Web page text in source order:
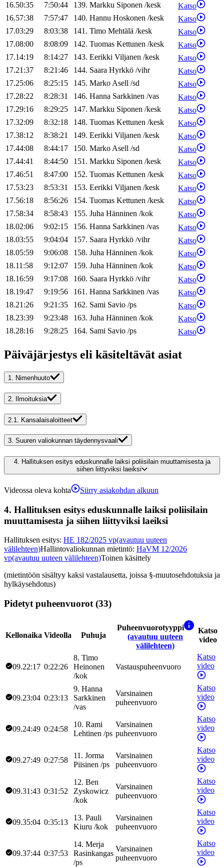
16.50:35
7:50:44 139. Markku Siponen /kesk
Katso
16.57:38
7:57:47 140. Hannu Hoskonen /kesk
Katso
17.03:29
8:03:38 141. Timo Mehtälä /kesk
Katso
17.08:00
8:08:09 142. Tuomas Kettunen /kesk
Katso
17.14:19
8:14:27 143. Eerikki Viljanen /kesk
Katso
17.21:37
8:21:46 144. Saara Hyrkkö /vihr
Katso
17.25:06
8:25:15 145. MarkoAsell /sd
Katso
17.28:22
8:28:31 146. Hanna Sarkkinen /vas
Katso
17.29:16
8:29:25 147. Markku Siponen /kesk
Katso
17.32:09
8:32:18 148. Tuomas Kettunen /kesk
Katso
17.38:12
8:38:21 149. Eerikki Viljanen /kesk
Katso
17.44:08
8:44:17 150. MarkoAsell /sd
Katso
17.44:41
8:44:50 151. Markku Siponen /kesk
Katso
17.46:51
8:47:00 152. Tuomas Kettunen /kesk
Katso
17.53:23
8:53:31 153. Eerikki Viljanen /kesk
Katso
17.56:18
8:56:26 154. Tuomas Kettunen /kesk
Katso
17.58:34
8:58:43 155. Juha Hänninen /kok
Katso
18.02:06
9:02:15 156. Hanna Sarkkinen /vas
Katso
18.03:55
9:04:04 157. Saara Hyrkkö /vihr
Katso
18.05:59
9:06:08 158. Juha Hänninen /kok
Katso
18.11:58
9:12:07 159. Juha Hänninen /kok
Katso
18.16:59
9:17:08 160. Saara Hyrkkö /vihr
Katso
18.19:47
9:19:56 161. Hanna Sarkkinen /vas
Katso
18.21:26
9:21:35 162. Sami Savio /ps
Katso
18.23:39
9:23:48 163. Juha Hänninen /kok
Katso
18.28:16
9:28:25 164. Sami Savio /ps Katso
Päiväjärjestys eli käsiteltävät asiat
1. Nimenhuuto
2. Ilmoituksia
2.1. Kansalaisaloitteet
3. Suuren valiokunnan täydennysvaali
4. Hallituksen esitys eduskunnalle laiksi poliisilain muuttamisesta ja
siihen liittyviksi laeiksi
Videossa oleva kohta Siirry asiakohdan alkuun
4. Hallituksen esitys eduskunnalle laiksi poliisilain
muuttamisesta ja siihen liittyviksi laeiksi
Hallituksen esitys: HE 182/2025 vp(avautuu uuteen
välilehteen)Hallintovaliokunnan mietintö: HaVM 12/2026
vp(avautuu uuteen välilehteen)Toinen käsittely
(mietintöön sisältyy kaksi vastalausetta, joissa §-muutosehdotuksia ja
hylkäysehdotus)
Pidetyt puheenvuorot (33)
Kellonaika Videolla Puhuja
Puheenvuorotyyppi
(avautuu uuteen
välilehteen)
Katso
video
09.22:17 0:22:26
8. Timo
Heinonen
/kok
Vastauspuheenvuoro
Katso
video
09.23:04 0:23:13
9. Hanna
Sarkkinen
/vas
Varsinainen
puheenvuoro
Katso
video
09.24:49 0:24:58
10. Rami
Lehtinen /ps
Varsinainen
puheenvuoro
Katso
video
09.27:49 0:27:58
11 . Jorma
Piisinen /ps
Varsinainen
puheenvuoro
Katso
video
09.31:43 0:31:52
12. Ben
Zyskowicz
/kok
Varsinainen
puheenvuoro
Katso
video
09.35:04 0:35:13
13. Pauli
Kiuru /kok
Varsinainen
puheenvuoro
Katso
video
09.37:44 0:37:53
14. Merja
Rasinkangas
/ps
Varsinainen
puheenvuoro
Katso
video